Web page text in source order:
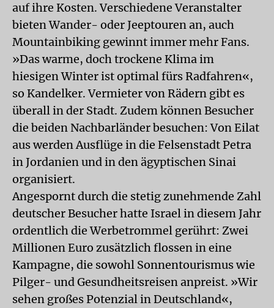
auf ihre Kosten. Verschiedene Veranstalter
bieten Wander- oder Jeeptouren an, auch
Mountainbiking gewinnt immer mehr Fans.
»Das warme, doch trockene Klima im
hiesigen Winter ist optimal fürs Radfahren«,
so Kandelker. Vermieter von Rädern gibt es
überall in der Stadt. Zudem können Besucher
die beiden Nachbarländer besuchen: Von Eilat
aus werden Ausflüge in die Felsenstadt Petra
in Jordanien und in den ägyptischen Sinai
organisiert.
Angespornt durch die stetig zunehmende Zahl
deutscher Besucher hatte Israel in diesem Jahr
ordentlich die Werbetrommel gerührt: Zwei
Millionen Euro zusätzlich flossen in eine
Kampagne, die sowohl Sonnentourismus wie
Pilger- und Gesundheitsreisen anpreist. »Wir
sehen großes Potenzial in Deutschland«,